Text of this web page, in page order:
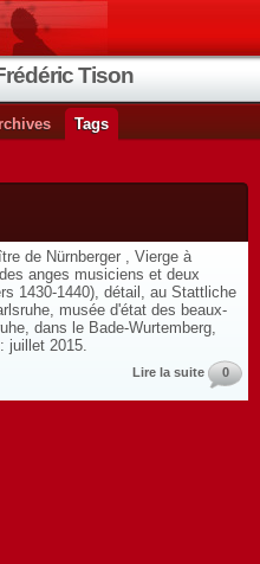
Tison
Tags
Nürnberger , Vierge à
anges musiciens et deux
1430-1440), détail, au Stattliche
musée d'état des beaux-
dans le Bade-Wurtemberg,
: juillet 2015.
Lire la suite 0